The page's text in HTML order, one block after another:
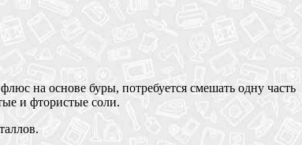
на основе буры, потребуется смешать одну часть
и фтористые соли.